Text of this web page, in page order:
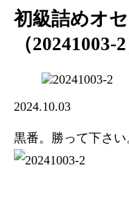
初級詰めオ
（20241003-2
2024.10.03
黒番。勝って下さい